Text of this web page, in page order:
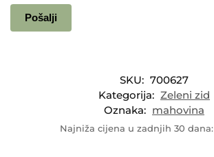
SKU: 700627
Kategorija: Zeleni zid
Oznaka: mahovina
Najniža cijena u zadnjih 30 dana: